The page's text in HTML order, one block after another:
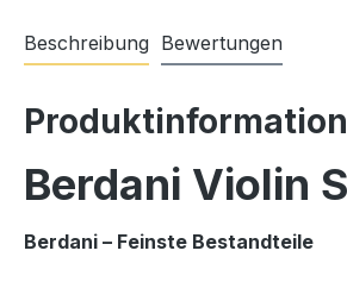
Beschreibung Bewertungen
Berdani Violin
Berdani – Feinste Bestandteile